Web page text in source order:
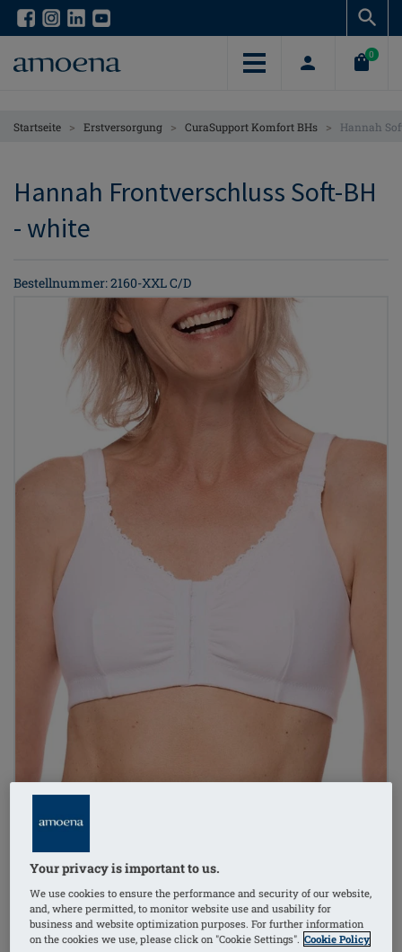
Skip
content
Skip
content
0
Startseite > Erstversorgung > CuraSupport Komfort BHs > Hannah
Hannah Frontverschluss Soft-BH
- white
Bestellnummer: 2160-XXL C/D
bügelloser bh
hoher baumwollanteil
Your privacy is important to us.
We use cookies to ensure the performance and security of our website,
and, where permitted, to monitor website use and usability for
business and website optimization purposes. For further information
on the cookies we use, please click on "Cookie Settings". Cookie Policy